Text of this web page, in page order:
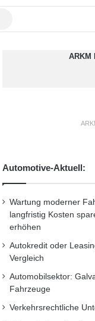
ARKM
Automotive-Aktuell:
Wartung moderner
langfristig Kosten
erhöhen
Autokredit oder
Vergleich
Automobilsektor:
Fahrzeuge
Verkehrsrechtliche